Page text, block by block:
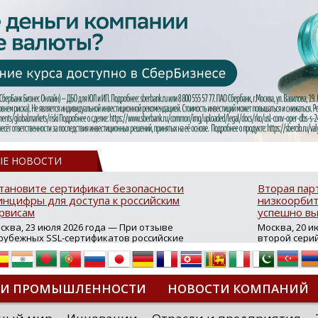
НОВОСТИ
сертификат безопасности
для доступа к российским
23 июля 2026 года — При отзыве
SSL-сертификатов российские
могут некорректно открываться в
браузерах (Google Chrome,
Edge и др.), а соединение с сервисами
ресурсы уже сообщили о
недоступности и ошибках при
из-за отзывов сертификатов
Вторая
успешно
Москва, 20
второй
аппаратов,
масштабной
интернет с
из
«Экономика
ПРОМЫШЛЕННОСТИ НОВОСТИ КОМПАНИЙ